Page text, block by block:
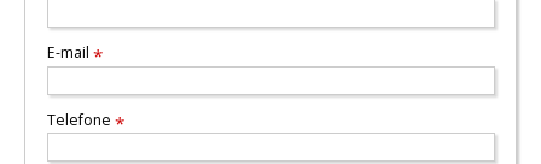
E-mail *
Telefone *